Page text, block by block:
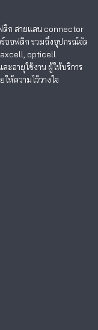
ติก สายแลน connector
ร์ออฟติก รวมถึงอุปกรณ์จัด
opticell
ะอายุใช้งาน ผู้ให้บริการ
ห้ความไว้วางใจ